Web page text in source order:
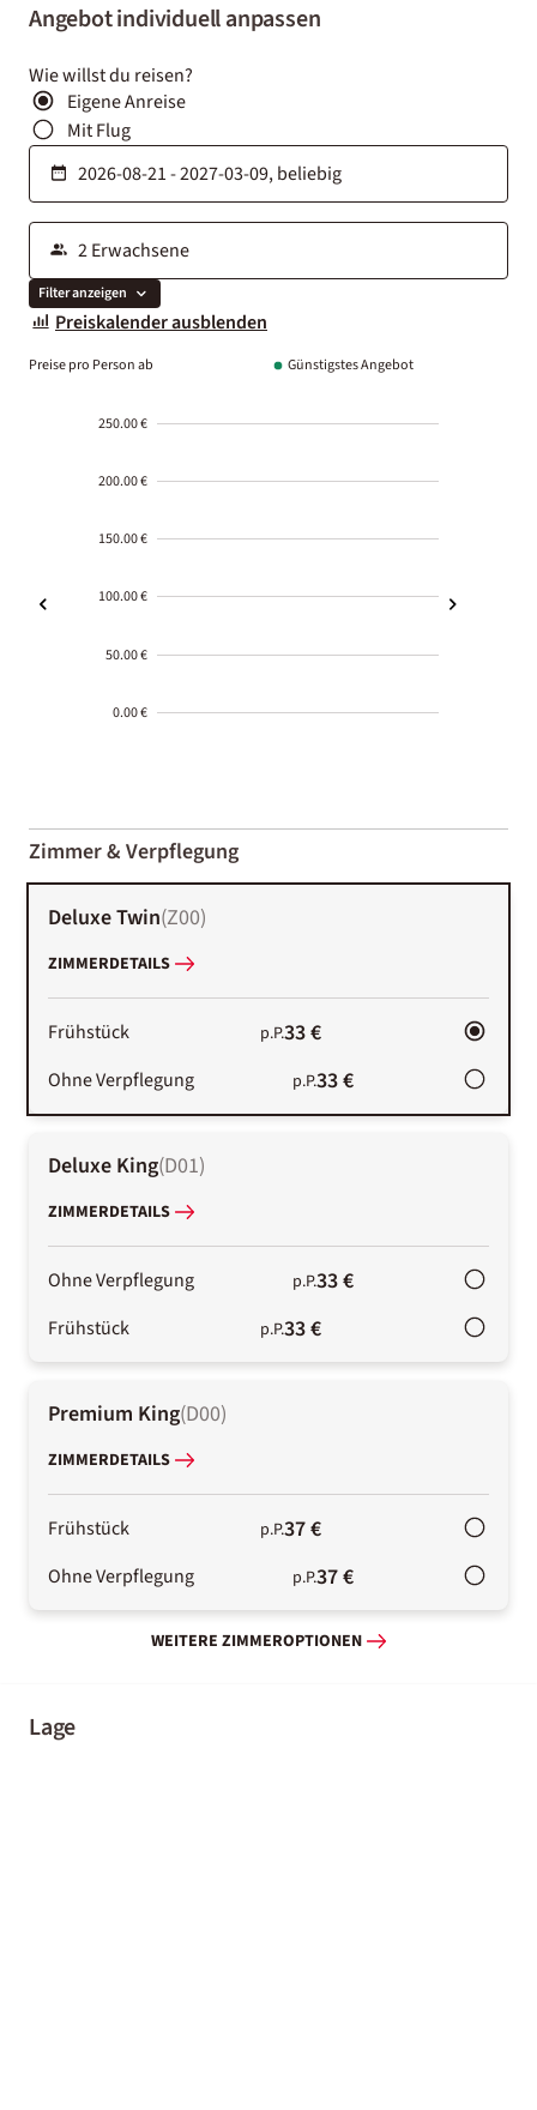
Angebot individuell anpassen
Wie willst du reisen?
Eigene Anreise
Mit Flug
Filter anzeigen
Preiskalender ausblenden
Preise pro Person ab Günstigstes Angebot
250.00 €
200.00 €
150.00 €
100.00 €
50.00 €
0.00 €
01-02
Zimmer & Verpflegung
Deluxe Twin(Z00)
ZIMMERDETAILS
Frühstück p.P.33 €
Ohne Verpflegung p.P.33 €
Deluxe King(D01)
ZIMMERDETAILS
Ohne Verpflegung p.P.33 €
Frühstück p.P.33 €
Premium King(D00)
ZIMMERDETAILS
Frühstück p.P.37 €
Ohne Verpflegung p.P.37 €
WEITERE ZIMMEROPTIONEN
Lage